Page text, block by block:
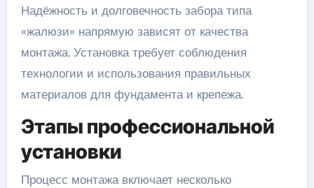
Надёжность и долговечность забора типа
«жалюзи» напрямую зависят от качества
монтажа. Установка требует соблюдения
технологии и использования правильных
материалов для фундамента и крепежа.
Этапы профессиональной
установки
Процесс монтажа включает несколько